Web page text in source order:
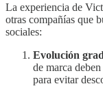
La experiencia de
otras compañías que
sociales:
Evolución
de marca
para evitar